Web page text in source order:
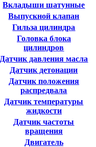
Вкладыши шатунные
Выпускной клапан
Гильза цилиндра
Головка блока
цилиндров
Датчик давления масла
Датчик детонации
Датчик положения
распредвала
Датчик температуры
жидкости
Датчик частоты
вращения
Двигатель